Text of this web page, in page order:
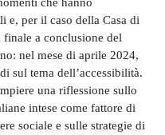
e, per il caso della Casa di
finale a conclusione del
nel mese di aprile 2024,
sul tema dell’accessibilità.
una riflessione sullo
intese come fattore di
sociale e sulle strategie di